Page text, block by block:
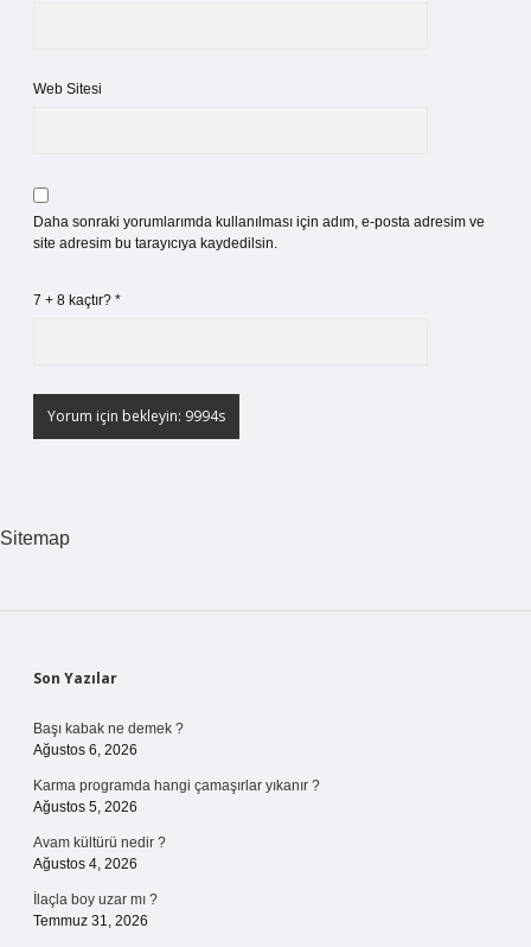
Web Sitesi
Daha sonraki yorumlarımda kullanılması için adım, e-posta adresim ve
site adresim bu tarayıcıya kaydedilsin.
7 + 8 kaçtır? *
Sitemap
Sidebar
Son Yazılar
Başı kabak ne demek ?
Ağustos 6, 2026
Karma programda hangi çamaşırlar yıkanır ?
Ağustos 5, 2026
Avam kültürü nedir ?
Ağustos 4, 2026
İlaçla boy uzar mı ?
Temmuz 31, 2026